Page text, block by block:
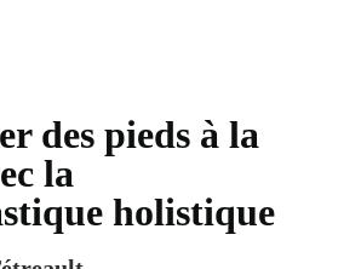
des pieds à la
la
holistique